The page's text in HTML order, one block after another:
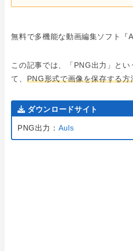
無料で多機能な動画編集ソフト『
この記事では、 「PNG出力」とい
て、 PNG形式で画像を保存する方
ダウンロードサイト
PNG出力： Auls